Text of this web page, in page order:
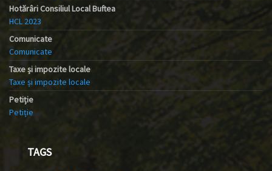
Hotărâri Consiliul Local Buftea
HCL 2023
Comunicate
Comunicate
Taxe și impozite locale
Taxe și impozite locale
Petiție
Petiție
TAGS